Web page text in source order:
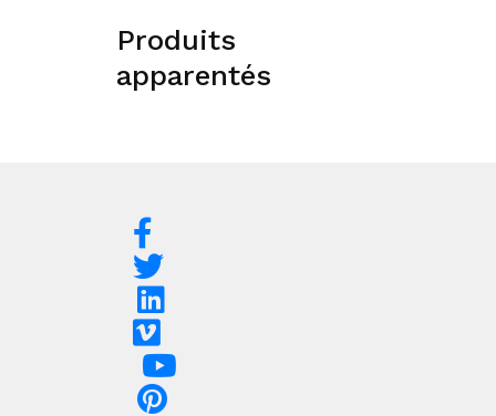
Produits
apparentés